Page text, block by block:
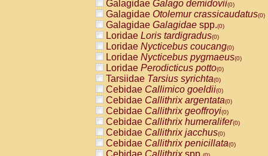
Galagidae Galago demidovii(0)
Galagidae Otolemur crassicaudatus(0)
Galagidae Galagidae spp.(0)
Loridae Loris tardigradus(0)
Loridae Nycticebus coucang(0)
Loridae Nycticebus pygmaeus(0)
Loridae Perodicticus potto(0)
Tarsiidae Tarsius syrichta(0)
Cebidae Callimico goeldii(0)
Cebidae Callithrix argentata(0)
Cebidae Callithrix geoffroyi(0)
Cebidae Callithrix humeralifer(0)
Cebidae Callithrix jacchus(0)
Cebidae Callithrix penicillata(0)
Cebidae Callithrixspp.